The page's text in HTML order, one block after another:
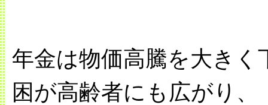
年金は物価高騰を大き
困が高齢者にも広がり